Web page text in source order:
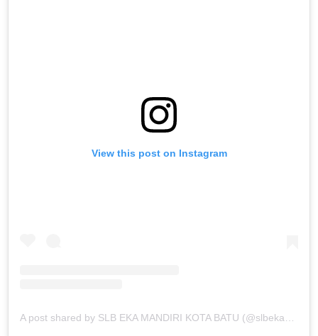
View this post on Instagram
A post shared by SLB EKA MANDIRI KOTA BATU (@slbekamandiribatu)